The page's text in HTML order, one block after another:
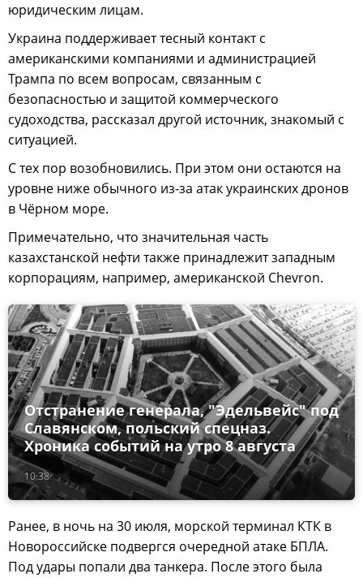
юридическим лицам.
Украина поддерживает тесный контакт с
американскими компаниями и администрацией
Трампа по всем вопросам, связанным с
безопасностью и защитой коммерческого
судоходства, рассказал другой источник, знакомый с
ситуацией.
С тех пор возобновились. При этом они остаются на
уровне ниже обычного из-за атак украинских дронов
в Чёрном море.
Примечательно, что значительная часть
казахстанской нефти также принадлежит западным
корпорациям, например, американской Chevron.
10:38
Отстранение генерала, "Эдельвейс" под
Славянском, польский спецназ.
Хроника событий на утро 8 августа
Ранее, в ночь на 30 июля, морской терминал КТК в
Новороссийске подвергся очередной атаке БПЛА.
Под удары попали два танкера. После этого была